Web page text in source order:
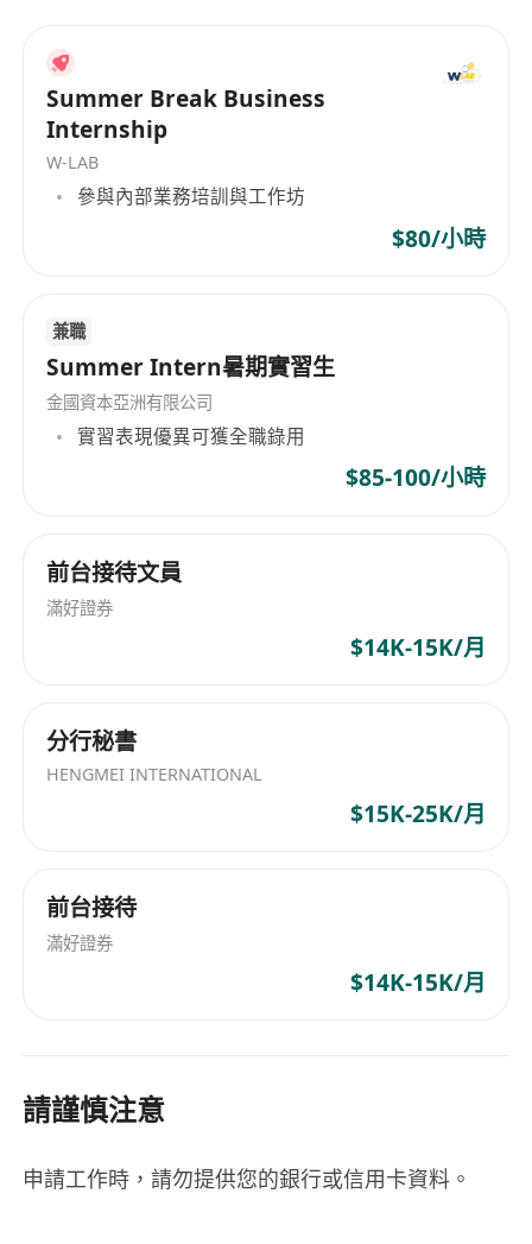
活動（如「維港對話」）、參觀集團成員（如廣發
銀行） 晉升目標 清晰的職業路徑，鼓勵衝擊
MDRT、COT、TOT 等國際榮譽 高層支持 公司副總
裁、香港分公司總經理等管理層親自參與KOL活動
交流 你的成長路徑 從「潛力新人」→「財策KOL」
→「團隊領袖」，你將不再只是傳統保險代理人，
而是以個人品牌吸引客戶的主動型專業顧問。 為何
「搵客」模式，轉為「客戶主動找你」 · ✅ 成為國
壽（海外）年輕化、數碼化轉型的一份子
Summer Break Business
Internship
W-LAB
參與內部業務培訓與工作坊
$80/小時
兼職
Summer Intern暑期實習生
金國資本亞洲有限公司
實習表現優異可獲全職錄用
$85-100/小時
前台接待文員
滿好證券
$14K-15K/月
分行秘書
HENGMEI INTERNATIONAL
$15K-25K/月
前台接待
滿好證券
$14K-15K/月
請謹慎注意
申請工作時，請勿提供您的銀行或信用卡資料。